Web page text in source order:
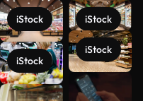
iStock
iStock
iStock
iStock
Veja mais